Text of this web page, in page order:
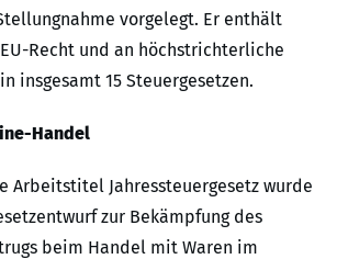
vorgelegt. Er enthält
Recht und an höchstrichterliche
insgesamt 15 Steuergesetzen.
Handel
Arbeitstitel Jahressteuergesetz wurde
zur Bekämpfung des
beim Handel mit Waren im